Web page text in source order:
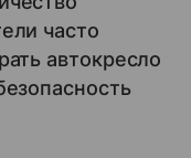
часто
автокресло